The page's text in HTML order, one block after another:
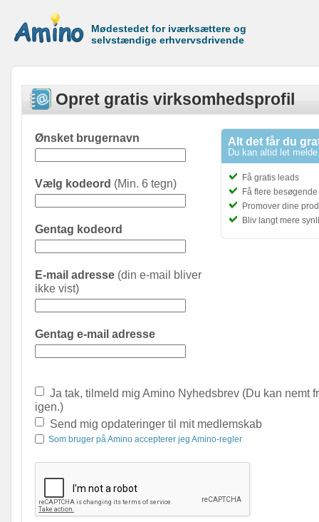
Mødestedet for iværksættere og
selvstændige erhvervsdrivende
Opret gratis virksomhedsprofil
Alt det får du
Du kan altid let
Få gratis leads
Få flere
Promover dine
Bliv langt mere
Ønsket brugernavn
Vælg kodeord (Min. 6 tegn)
Gentag kodeord
E-mail adresse (din e-mail bliver
ikke vist)
Gentag e-mail adresse
Ja tak, tilmeld mig Amino Nyhedsbrev (Du kan nemt
igen.)
Send mig opdateringer til mit medlemskab
Som bruger på Amino accepterer jeg Amino-regler